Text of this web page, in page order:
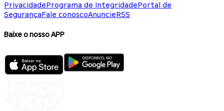
PrivacidadePrograma de IntegridadePortal de
SegurançaFale conoscoAnuncieRSS
Baixe o nosso APP